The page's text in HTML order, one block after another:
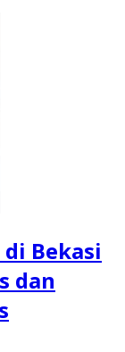
Bekasi
dan